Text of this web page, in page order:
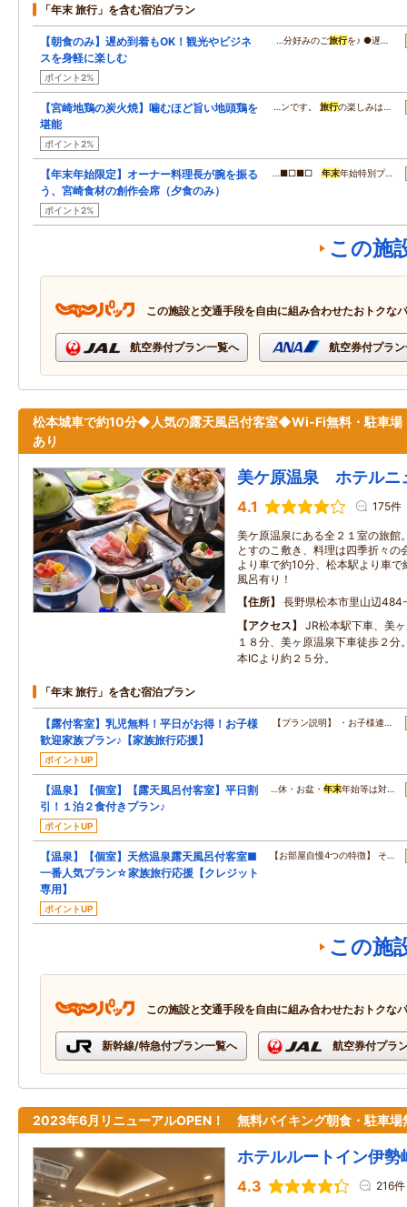
「年末 旅行」を含む宿泊プラン
【朝食のみ】遅め到着もOK！観光やビジネ
スを身軽に楽しむ
ポイント2%
…分好みのご旅行を♪ ●遅…
【宮崎地鶏の炭火焼】噛むほど旨い地頭鶏を
堪能
ポイント2%
…ンです。旅行の楽しみは…
【年末年始限定】オーナー料理長が腕を振る
う、宮崎食材の創作会席（夕食のみ）
ポイント2%
…■□■□ 年末年始特別プ…
この施
この施設と交通手段を自由に組み合わせたおトクな
航空券付プラン一覧へ 航空券付プラ
松本城車で約10分◆人気の露天風呂付客室◆Wi-Fi無料・駐車場
あり
美ケ原温泉 ホテルニ
4.1 175件
美ケ原温泉にある全２１室の旅館
とすのこ敷き、料理は四季折々の
より車で約10分、松本駅より車
風呂有り！
住所
長野県松本市里山辺
アクセス
JR松本駅下車、美
１８分、美ヶ原温泉下車徒歩２分
本ICより約２５分。
「年末 旅行」を含む宿泊プラン
【露付客室】乳児無料！平日がお得！お子様
歓迎家族プラン♪【家族旅行応援】
ポイントUP
【プラン説明】 ・お子様連…
【温泉】【個室】【露天風呂付客室】平日割
引！１泊２食付きプラン♪
ポイントUP
…休・お盆・ 年末年始等は対…
【温泉】【個室】天然温泉露天風呂付客室■
一番人気プラン☆家族旅行応援【クレジット
専用】
ポイントUP
【お部屋自慢4つの特徴】 そ…
この施
この施設と交通手段を自由に組み合わせたおトクな
新幹線/特急付プラン一覧へ 航空券付プラ
2023年6月リニューアルOPEN！ 無料バイキング朝食・駐車場
ホテルルートイン伊勢
4.3 216件